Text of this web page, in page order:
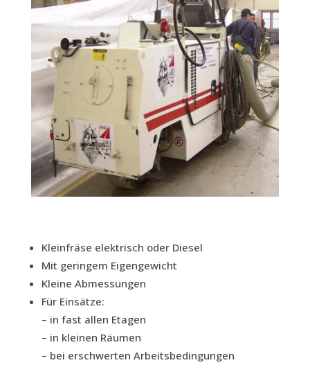
Klein­frä­se elek­trisch oder Diesel
Mit gerin­gem Eigengewicht
Klei­ne Abmessungen
Für Ein­sät­ze:
– in fast allen Eta­gen
– in klei­nen Räu­men
– bei erschwer­ten Arbeitsbedingungen